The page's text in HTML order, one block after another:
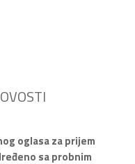
oglasa za prijem
sa probnim